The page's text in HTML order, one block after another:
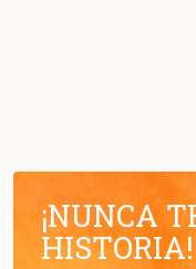
¡NUNCA
HISTORIA!